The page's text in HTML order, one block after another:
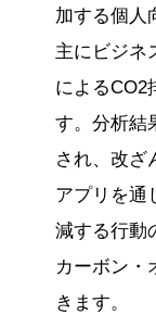
加する個人
主にビジネ
によるCO2
す。分析結
され、改ざ
アプリを通
減する行動
カーボン・
きます。